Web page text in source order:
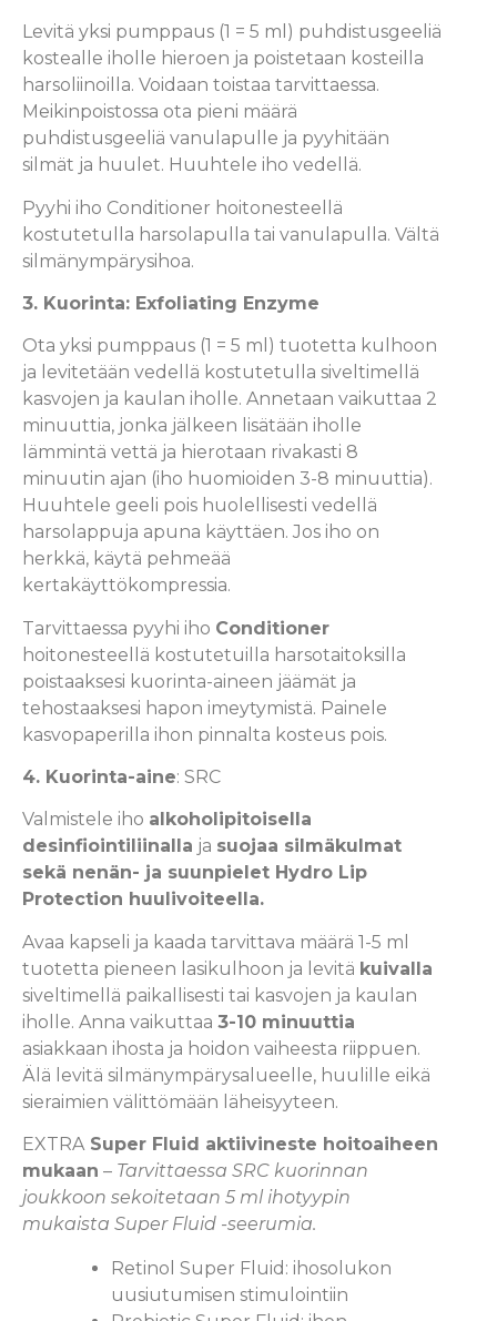
Levitä yksi pumppaus (1 = 5 ml) puhdistusgeeliä
kostealle iholle hieroen ja poistetaan kosteilla
harsoliinoilla. Voidaan toistaa tarvittaessa.
Meikinpoistossa ota pieni määrä
puhdistusgeeliä vanulapulle ja pyyhitään
silmät ja huulet. Huuhtele iho vedellä.
Pyyhi iho Conditioner hoitonesteellä
kostutetulla harsolapulla tai vanulapulla. Vältä
silmänympärysihoa.
3. Kuorinta: Exfoliating Enzyme
Ota yksi pumppaus (1 = 5 ml) tuotetta kulhoon
ja levitetään vedellä kostutetulla siveltimellä
kasvojen ja kaulan iholle. Annetaan vaikuttaa 2
minuuttia, jonka jälkeen lisätään iholle
lämmintä vettä ja hierotaan rivakasti 8
minuutin ajan (iho huomioiden 3-8 minuuttia).
Huuhtele geeli pois huolellisesti vedellä
harsolappuja apuna käyttäen. Jos iho on
herkkä, käytä pehmeää
kertakäyttökompressia.
Tarvittaessa pyyhi iho Conditioner
hoitonesteellä kostutetuilla harsotaitoksilla
poistaaksesi kuorinta-aineen jäämät ja
tehostaaksesi hapon imeytymistä. Painele
kasvopaperilla ihon pinnalta kosteus pois.
4. Kuorinta-aine: SRC
Valmistele iho alkoholipitoisella
desinfiointiliinalla ja suojaa silmäkulmat
sekä nenän- ja suunpielet Hydro Lip
Protection huulivoiteella.
Avaa kapseli ja kaada tarvittava määrä 1-5 ml
tuotetta pieneen lasikulhoon ja levitä kuivalla
siveltimellä paikallisesti tai kasvojen ja kaulan
iholle. Anna vaikuttaa 3-10 minuuttia
asiakkaan ihosta ja hoidon vaiheesta riippuen.
Älä levitä silmänympärysalueelle, huulille eikä
sieraimien välittömään läheisyyteen.
EXTRASuper Fluid aktiivineste hoitoaiheen
mukaan – Tarvittaessa SRC kuorinnan
joukkoon sekoitetaan 5 ml ihotyypin
mukaista Super Fluid -seerumia.
Retinol Super Fluid: ihosolukon
uusiutumisen stimulointiin